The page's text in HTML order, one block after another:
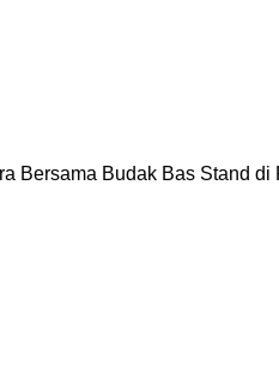
Bersama Budak Bas Stand di